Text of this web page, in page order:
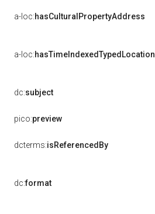
a-loc:hasCulturalPropertyAddress
a-loc:hasTimeIndexedTypedLocation
dc:subject
pico:preview
dcterms:isReferencedBy
dc:format